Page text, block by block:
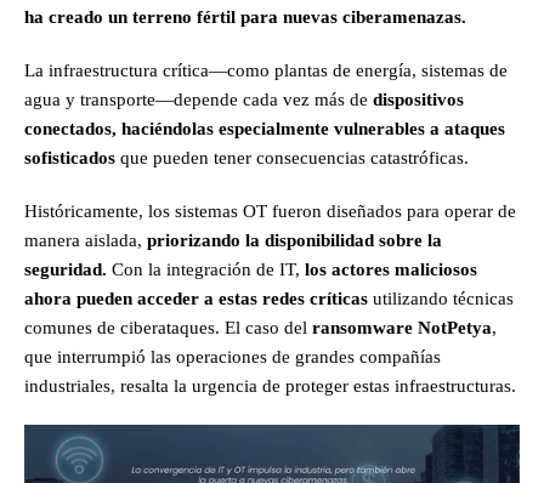
ha creado un terreno fértil para nuevas ciberamenazas.
La infraestructura crítica—como plantas de energía, sistemas de
agua y transporte—depende cada vez más de dispositivos
conectados, haciéndolas especialmente vulnerables a ataques
sofisticados que pueden tener consecuencias catastróficas​.
Históricamente, los sistemas OT fueron diseñados para operar de
manera aislada, priorizando la disponibilidad sobre la
seguridad. Con la integración de IT, los actores maliciosos
ahora pueden acceder a estas redes críticas utilizando técnicas
comunes de ciberataques. El caso del ransomware NotPetya,
que interrumpió las operaciones de grandes compañías
industriales, resalta la urgencia de proteger estas infraestructuras​.